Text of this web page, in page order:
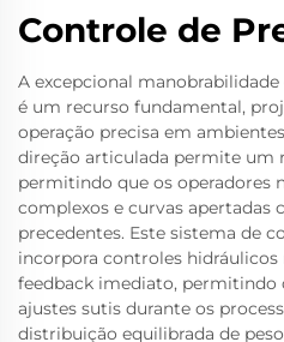
Controle de
A excepcional
é um recurso fundamental,
operação precisa em
direção articulada permite um
permitindo que os operadores
complexos e curvas apertadas
precedentes. Este sistema de
incorpora controles
feedback imediato, permitindo
ajustes sutis durante os
distribuição equilibrada de